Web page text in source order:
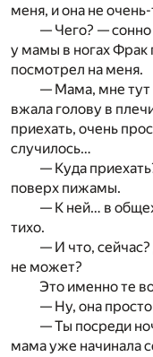
меня, и она не
— Чего? —
у мамы в ногах Фрак
посмотрел на меня.
— Мама, мне тут
вжала голову в
приехать, очень
случилось…
— Куда
поверх пижамы.
— К ней… в
тихо.
— И что,
не может?
Это именно те
— Ну, она
— Ты посреди
мама уже начинала